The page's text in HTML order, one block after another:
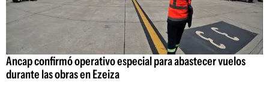
Ancap confirmó operativo especial para abastecer vuelos
durante las obras en Ezeiza